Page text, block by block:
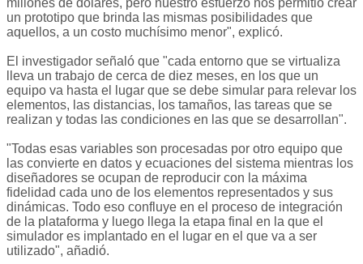
millones de dólares, pero nuestro esfuerzo nos permitió crear
un prototipo que brinda las mismas posibilidades que
aquellos, a un costo muchísimo menor", explicó.
El investigador señaló que "cada entorno que se virtualiza
lleva un trabajo de cerca de diez meses, en los que un
equipo va hasta el lugar que se debe simular para relevar los
elementos, las distancias, los tamaños, las tareas que se
realizan y todas las condiciones en las que se desarrollan".
"Todas esas variables son procesadas por otro equipo que
las convierte en datos y ecuaciones del sistema mientras los
diseñadores se ocupan de reproducir con la máxima
fidelidad cada uno de los elementos representados y sus
dinámicas. Todo eso confluye en el proceso de integración
de la plataforma y luego llega la etapa final en la que el
simulador es implantado en el lugar en el que va a ser
utilizado", añadió.